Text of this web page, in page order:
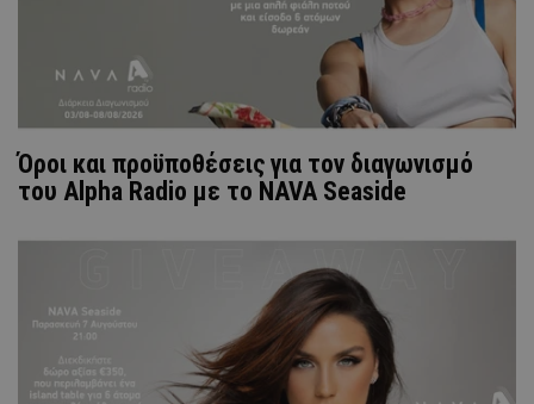
Όροι και προϋποθέσεις για τον διαγωνισμό
του Alpha Radio με το NAVA Seaside